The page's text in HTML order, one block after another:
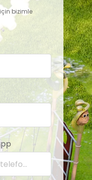
bizimle